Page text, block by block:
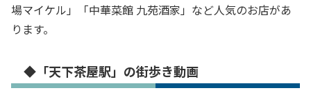
場マイケル」「中華菜館 九苑酒家」など人気のお店があ
ります。
◆「天下茶屋駅」の街歩き動画